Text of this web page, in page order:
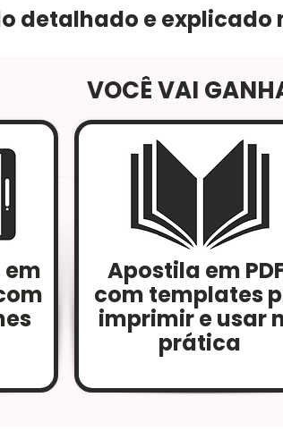
detalhado e explicado
VOCÊ VAI
Apostila em
com templates
imprimir e usar
prática